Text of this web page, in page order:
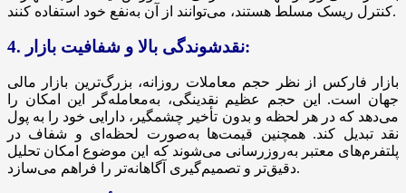
کنترل ریسک مسلط هستند، می‌توانند از آن به‌نفع خود استفاده کنند.
4. نقدشوندگی بالا و شفافیت بازار:
بازار فارکس از نظر حجم معاملات روزانه، بزرگ‌ترین بازار مالی
جهان است. این حجم عظیم نقدینگی، به‌معامله‌گر این امکان را
می‌دهد که در هر لحظه و بدون تأخیر چشمگیر، دارایی خود را به پول
نقد تبدیل کند. همچنین قیمت‌ها به‌صورت لحظه‌ای و شفاف در
پلتفرم‌های معتبر به‌روزرسانی می‌شوند که این موضوع امکان تحلیل
دقیق‌تر و تصمیم‌گیری آگاهانه‌تر را فراهم می‌سازد.